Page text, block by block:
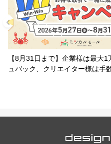
【8月31日まで】企業様は最大1
ュバック、クリエイター様は手